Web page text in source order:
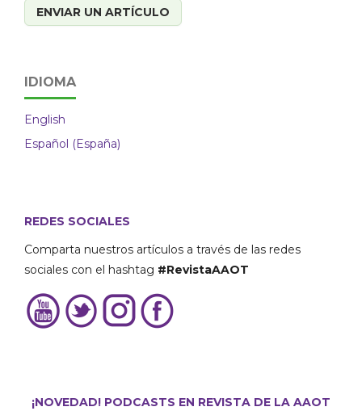
ENVIAR UN ARTÍCULO
IDIOMA
English
Español (España)
REDES SOCIALES
Comparta nuestros artículos a través de las redes
sociales con el hashtag #RevistaAAOT
¡NOVEDAD! PODCASTS EN REVISTA DE LA AAOT